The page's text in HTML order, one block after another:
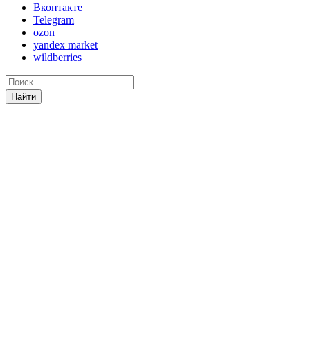
Вконтакте
Telegram
ozon
yandex market
wildberries
Найти